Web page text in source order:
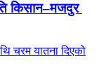
किसान–मजदुर